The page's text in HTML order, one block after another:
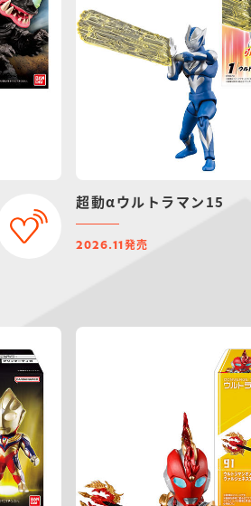
超動αウルトラマン15
2026.11 発売